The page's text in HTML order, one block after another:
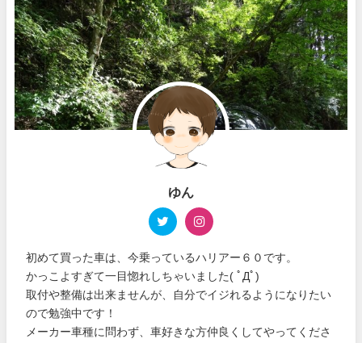
ゆん
初めて買った車は、今乗っているハリアー６０です。
かっこよすぎて一目惚れしちゃいました( ﾟДﾟ)
取付や整備は出来ませんが、自分でイジれるようになりたい
ので勉強中です！
メーカー車種に問わず、車好きな方仲良くしてやってくださ